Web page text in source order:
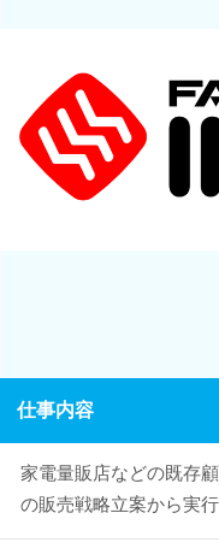
仕事内容
家電量販店などの既存
の販売戦略立案から実